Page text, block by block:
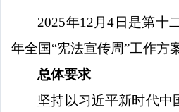
2025年12月4日是第十
年全国“宪法宣传周”工作方
总体要求
坚持以习近平新时代